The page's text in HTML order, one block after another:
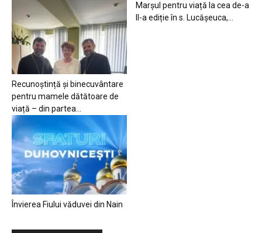
Recunoștință și binecuvântare
pentru mamele dătătoare de
viață – din partea...
Marșul pentru viață la cea de-a
II-a ediție în s. Lucășeuca,...
Învierea Fiului văduvei din Nain